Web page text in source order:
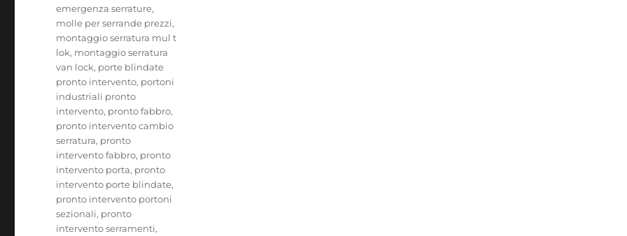
emergenza serrature,
molle per serrande prezzi,
montaggio serratura mul t
lok, montaggio serratura
van lock, porte blindate
pronto intervento, portoni
industriali pronto
intervento, pronto fabbro,
pronto intervento cambio
serratura, pronto
intervento fabbro, pronto
intervento porta, pronto
intervento porte blindate,
pronto intervento portoni
sezionali, pronto
intervento serramenti,